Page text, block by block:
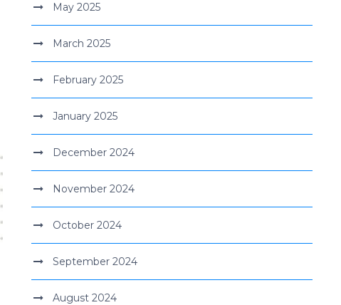
May 2025
March 2025
February 2025
January 2025
December 2024
November 2024
October 2024
September 2024
August 2024